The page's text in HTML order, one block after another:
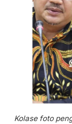
Kolase foto